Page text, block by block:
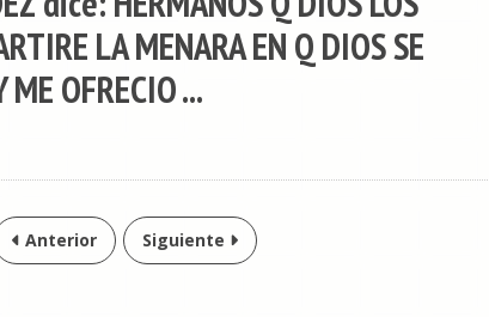
LA MENARA EN Q DIOS SE
OFRECIO ...
Anterior Siguiente